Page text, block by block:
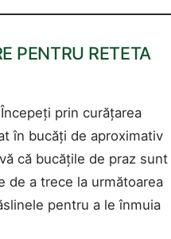
PENTRU RETETA
Începeți prin curățarea
în bucăți de aproximativ
că bucățile de praz sunt
de a trece la următoarea
pentru a le înmuia